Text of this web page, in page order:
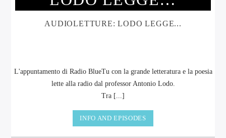
AUDIOLETTURE: LODO LEGGE...
L'appuntamento di Radio BlueTu con la grande letteratura e la poesia
lette alla radio dal professor Antonio Lodo.
Tra [...]
INFO AND EPISODES